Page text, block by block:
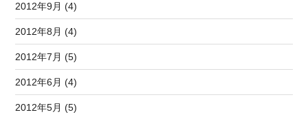
2012年9月 (4)
2012年8月 (4)
2012年7月 (5)
2012年6月 (4)
2012年5月 (5)